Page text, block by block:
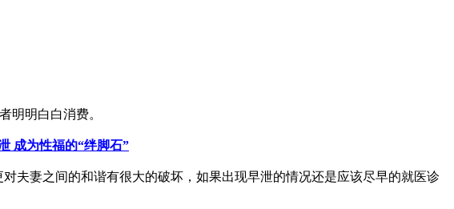
明白白消费。
成为性福的“绊脚石”
妻之间的和谐有很大的破坏，如果出现早泄的情况还是应该尽早的就医诊